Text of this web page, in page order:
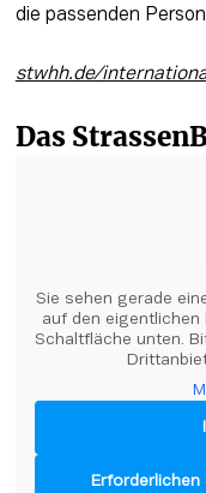
die passenden
stwhh.de/
Das
Sie sehen gerade
auf den eigentlichen
Schaltfläche unten.
Erforderlichen